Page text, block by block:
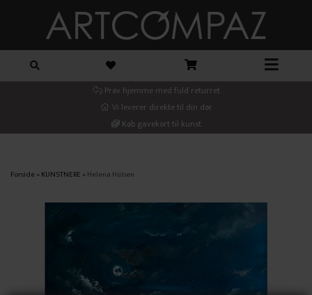
Prøv hjemme med fuld returret
Vi leverer direkte til din dør
Køb gavekort til kunst
Forside »KUNSTNERE »Helena Hülsen